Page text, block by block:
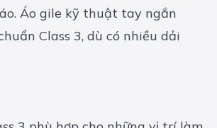
Áo gile kỹ thuật tay ngắn
Class 3, dù có nhiều dải